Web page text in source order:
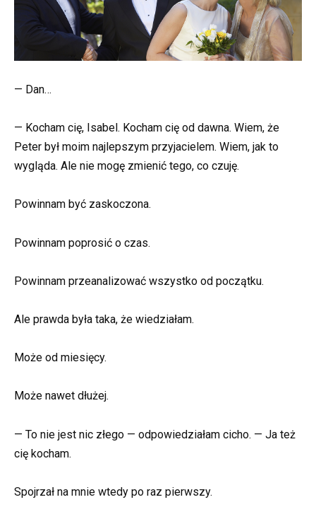
— Dan…
— Kocham cię, Isabel. Kocham cię od dawna. Wiem, że
Peter był moim najlepszym przyjacielem. Wiem, jak to
wygląda. Ale nie mogę zmienić tego, co czuję.
Powinnam być zaskoczona.
Powinnam poprosić o czas.
Powinnam przeanalizować wszystko od początku.
Ale prawda była taka, że wiedziałam.
Może od miesięcy.
Może nawet dłużej.
— To nie jest nic złego — odpowiedziałam cicho. — Ja też
cię kocham.
Spojrzał na mnie wtedy po raz pierwszy.